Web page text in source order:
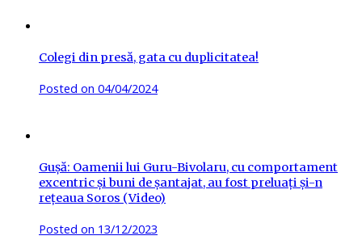
Colegi din presă, gata cu duplicitatea!
Posted on 04/04/2024
Gușă: Oamenii lui Guru-Bivolaru, cu comportament
excentric și buni de șantajat, au fost preluați și-n
rețeaua Soros (Video)
Posted on 13/12/2023